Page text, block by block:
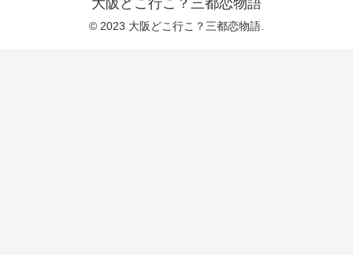
大阪どこ行こ？三都恋物語
© 2023 大阪どこ行こ？三都恋物語.